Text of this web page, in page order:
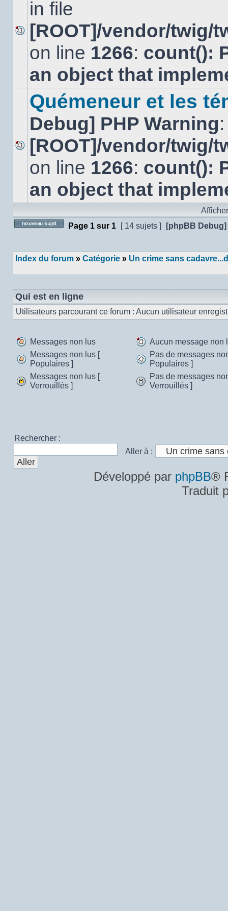
Aucun
message
non
in file
[ROOT]/vendor/twig/
on line 1266: count():
an object that
Aucun
message
non
Quémeneur et les
Debug] PHP Warning
[ROOT]/vendor/twig/
on line 1266: count():
an object that
Page 1 sur 1 [ 14 sujets ] [phpBB
Index du forum » Catégorie » Un crime sans
Qui est en ligne
Utilisateurs parcourant ce forum : Aucun utilisateur
Messages
non
lus
Messages non lus
Aucun
message
non
lu
Aucun message non
Messages
non
lus
Messages non lus [
Populaires ]
Pas
de
messages
Pas de messages
Populaires ]
Messages
]
Messages non lus [
Verrouillés ]
Pas
Verrouillés
]
Pas de messages
Verrouillés ]
Rechercher :
Aller à :
Développé par phpBB®
Traduit